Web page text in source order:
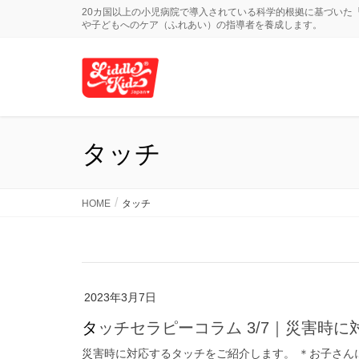
20カ国以上の小児病院で導入されている科学的根拠に基づい
や子どもへのケア（ふれあい）の指導者を養成します。
タッチ
HOME タッチ
2023年3月7日
タッチセラピーコラム 3/7｜災害時
災害時に対応するタッチをご紹介します。 ＊お子さ